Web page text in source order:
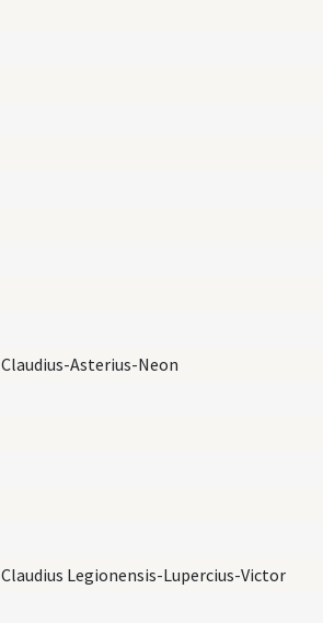
Claudius-Asterius-Neon
Claudius Legionensis-Lupercius-Victor